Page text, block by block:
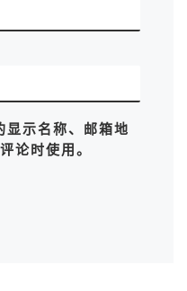
显示名称、邮箱地
论时使用。